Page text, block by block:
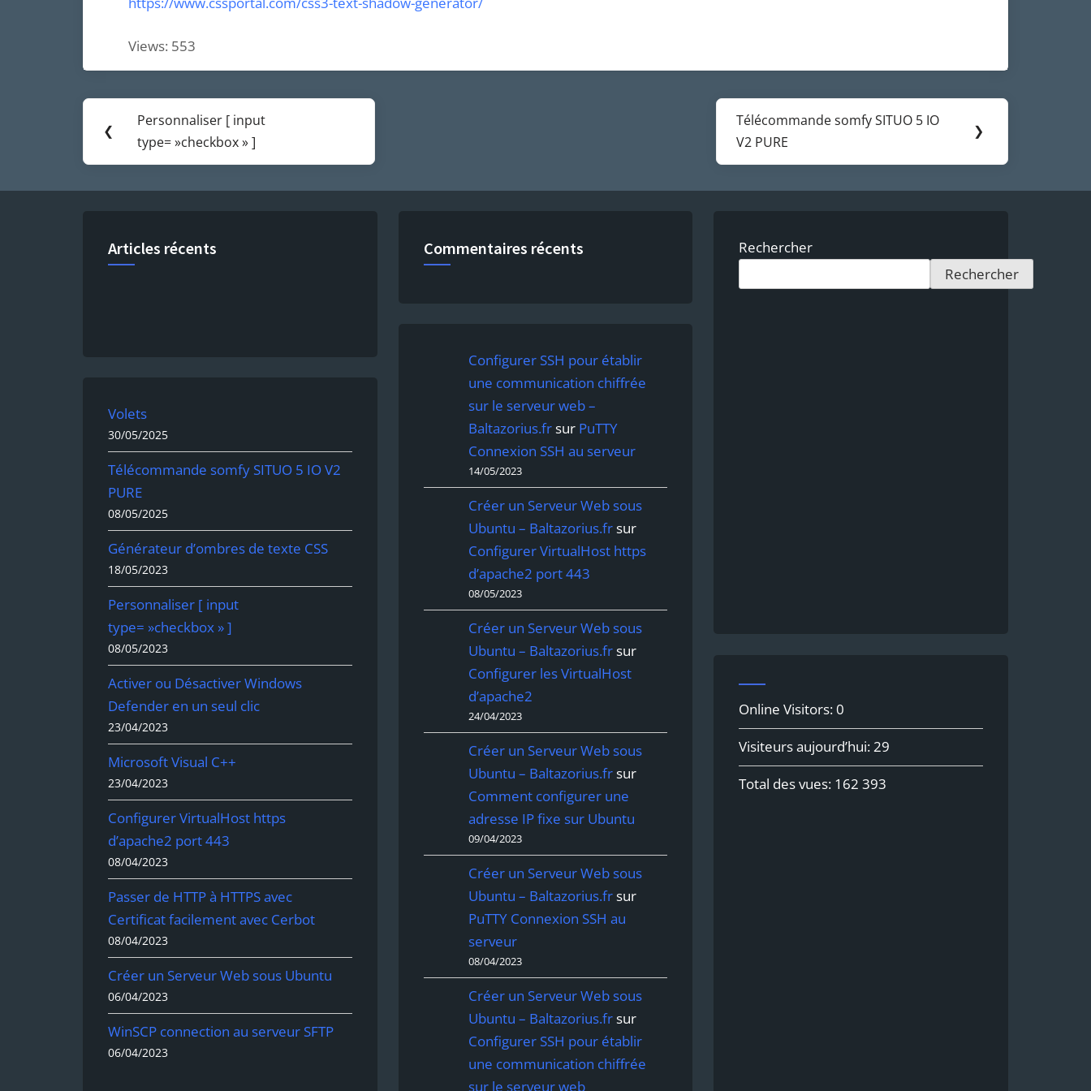
Views: 553
Navigation
de❮
Previous
Post:
Personnaliser [ input
type= »checkbox » ]
Next
Post:
Télécommande somfy SITUO 5 IO
V2 PURE
❯
Articles récents
Volets
30/05/2025
Télécommande somfy SITUO 5 IO V2
PURE
08/05/2025
Générateur d’ombres de texte CSS
18/05/2023
Personnaliser [ input
type= »checkbox » ]
08/05/2023
Activer ou Désactiver Windows
Defender en un seul clic
23/04/2023
Microsoft Visual C++
23/04/2023
Configurer VirtualHost https
d’apache2 port 443
08/04/2023
Passer de HTTP à HTTPS avec
Certificat facilement avec Cerbot
08/04/2023
Créer un Serveur Web sous Ubuntu
06/04/2023
WinSCP connection au serveur SFTP
06/04/2023
Commentaires récents
Configurer SSH pour établir
une communication chiffrée
sur le serveur web –
Baltazorius.frsur PuTTY
Connexion SSH au serveur
14/05/2023
Créer un Serveur Web sous
Ubuntu – Baltazorius.frsur
Configurer VirtualHost https
d’apache2 port 443
08/05/2023
Créer un Serveur Web sous
Ubuntu – Baltazorius.frsur
Configurer les VirtualHost
d’apache2
24/04/2023
Créer un Serveur Web sous
Ubuntu – Baltazorius.frsur
Comment configurer une
adresse IP fixe sur Ubuntu
09/04/2023
Créer un Serveur Web sous
Ubuntu – Baltazorius.frsur
PuTTY Connexion SSH au
serveur
08/04/2023
Créer un Serveur Web sous
Ubuntu – Baltazorius.frsur
Configurer SSH pour établir
une communication chiffrée
sur le serveur web
Rechercher
Rechercher
Online Visitors:0
Visiteurs aujourd’hui:29
Total des vues: 162 393